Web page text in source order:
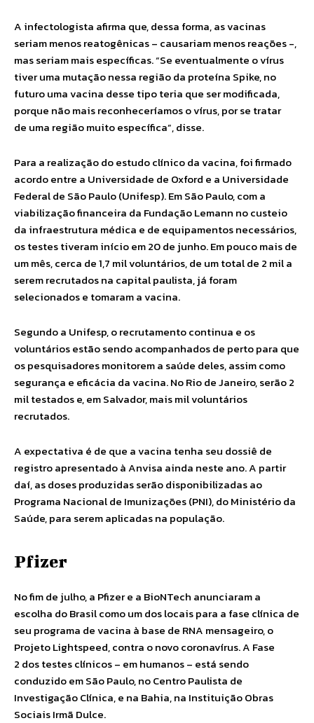
A infectologista afirma que, dessa forma, as vacinas
seriam menos reatogênicas – causariam menos reações -,
mas seriam mais específicas. “Se eventualmente o vírus
tiver uma mutação nessa região da proteína Spike, no
futuro uma vacina desse tipo teria que ser modificada,
porque não mais reconheceríamos o vírus, por se tratar
de uma região muito específica”, disse.
Para a realização do estudo clínico da vacina, foi firmado
acordo entre a Universidade de Oxford e a Universidade
Federal de São Paulo (Unifesp). Em São Paulo, com a
viabilização financeira da Fundação Lemann no custeio
da infraestrutura médica e de equipamentos necessários,
os testes tiveram início em 20 de junho. Em pouco mais de
um mês, cerca de 1,7 mil voluntários, de um total de 2 mil a
serem recrutados na capital paulista, já foram
selecionados e tomaram a vacina.
Segundo a Unifesp, o recrutamento continua e os
voluntários estão sendo acompanhados de perto para que
os pesquisadores monitorem a saúde deles, assim como
segurança e eficácia da vacina. No Rio de Janeiro, serão 2
mil testados e, em Salvador, mais mil voluntários
recrutados.
A expectativa é de que a vacina tenha seu dossiê de
registro apresentado à Anvisa ainda neste ano. A partir
daí, as doses produzidas serão disponibilizadas ao
Programa Nacional de Imunizações (PNI), do Ministério da
Saúde, para serem aplicadas na população.
Pfizer
No fim de julho, a Pfizer e a BioNTech anunciaram a
escolha do Brasil como um dos locais para a fase clínica de
seu programa de vacina à base de RNA mensageiro, o
Projeto Lightspeed, contra o novo coronavírus. A Fase
2 dos testes clínicos – em humanos – está sendo
conduzido em São Paulo, no Centro Paulista de
Investigação Clínica, e na Bahia, na Instituição Obras
Sociais Irmã Dulce.